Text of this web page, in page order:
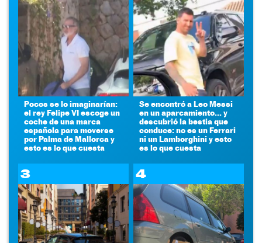
Pocos se lo imaginarían:
el rey Felipe VI escoge un
coche de una marca
española para moverse
por Palma de Mallorca y
esto es lo que cuesta
Se encontró a Leo Messi
en un aparcamiento... y
descubrió la bestia que
conduce: no es un Ferrari
ni un Lamborghini y esto
es lo que cuesta
3 4